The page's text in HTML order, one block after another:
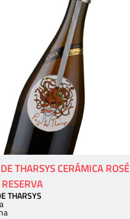
THARSYS CERÁMICA ROSÉ
THARSYS